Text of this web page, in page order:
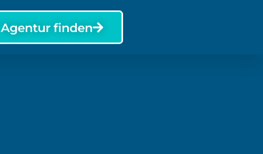
Agentur finden